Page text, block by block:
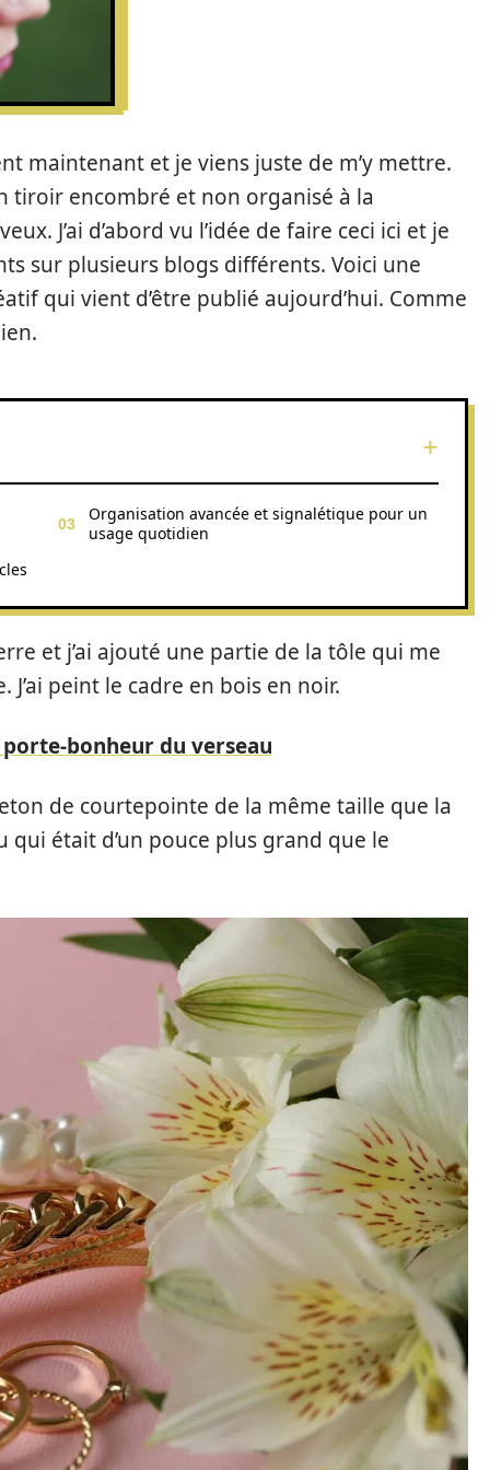
maintenant et je viens juste de m’y mettre.
tiroir encombré et non organisé à la
J’ai d’abord vu l’idée de faire ceci ici et je
sur plusieurs blogs différents. Voici une
qui vient d’être publié aujourd’hui. Comme
Organisation avancée et signalétique pour un
usage quotidien
et j’ai ajouté une partie de la tôle qui me
peint le cadre en bois en noir.
bonheur du verseau
de courtepointe de la même taille que la
était d’un pouce plus grand que le